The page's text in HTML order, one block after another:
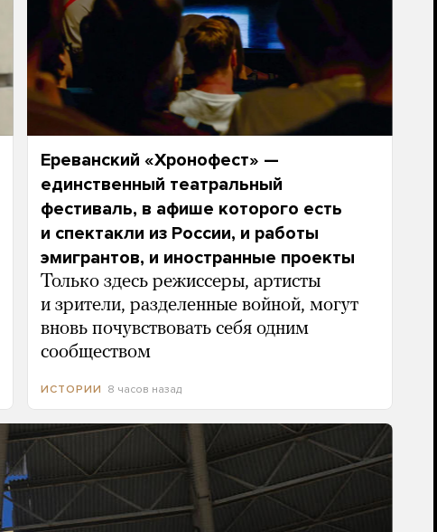
Ереванский «Хронофест» —
единственный театральный
фестиваль, в афише которого есть
и спектакли из России, и работы
эмигрантов, и иностранные проекты
Только здесь режиссеры, артисты
и зрители, разделенные войной, могут
вновь почувствовать себя одним
сообществом
ИСТОРИИ 8 часов назад